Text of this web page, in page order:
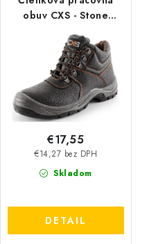
obuv CXS - Stone
Apatit O2
Skladom
€14,27 bez DPH
€17,55
DETAIL